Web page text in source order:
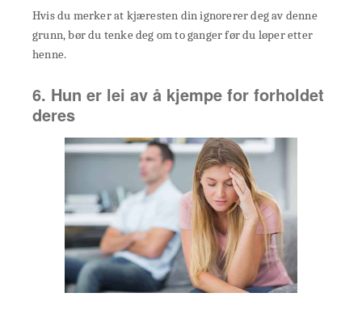
Hvis du merker at kjæresten din ignorerer deg av denne
grunn, bør du tenke deg om to ganger før du løper etter
henne.
6. Hun er lei av å kjempe for forholdet
deres